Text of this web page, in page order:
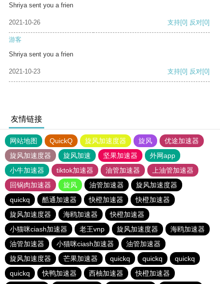
Shriya sent you a frien
2021-10-26 支持[0] 反对[0]
游客
Shriya sent you a frien
2021-10-23 支持[0] 反对[0]
友情链接
网站地图 QuickQ 旋风加速度器 旋风
优途加速器
旋风加速度器
旋风加速 坚果加速器
外网app
小牛加速器
tiktok加速器 油管加速器
上油管加速器
回锅肉加速器
旋风 油管加速器
旋风加速度器
quickq
酷通加速器 快橙加速器
快橙加速器
旋风加速度器
海鸥加速器
快橙加速器
小猫咪ciash加速器
老王vnp 旋风加速度器
海鸥加速器
油管加速器
小猫咪ciash加速器
油管加速器
旋风加速度器
芒果加速器 quickq quickq
quickq
quickq
快鸭加速器 西柚加速器 快橙加速器